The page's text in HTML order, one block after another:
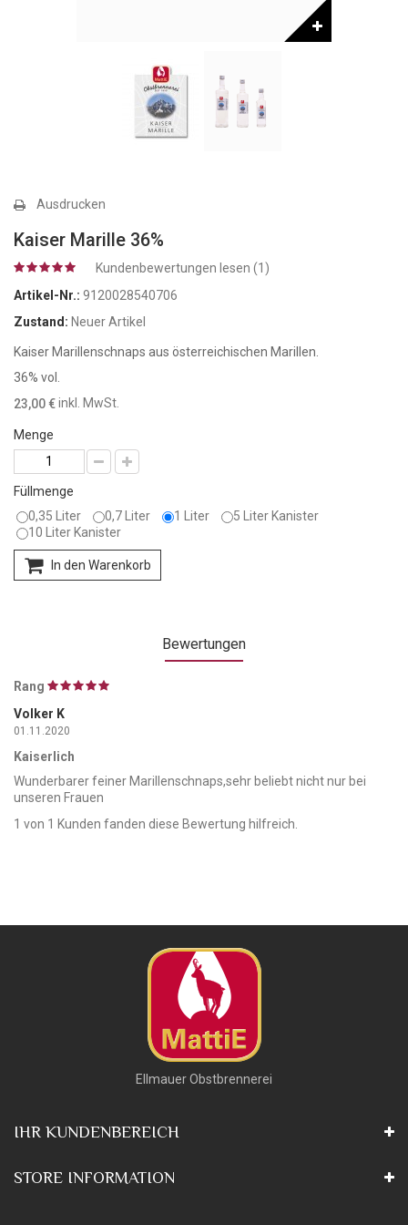
Ausdrucken
Kaiser Marille 36%
Kundenbewertungen lesen (1 )
Artikel-Nr.: 9120028540706
Zustand: Neuer Artikel
Kaiser Marillenschnaps aus österreichischen Marillen.
36% vol.
23,00 €inkl. MwSt.
Menge
Füllmenge
0,35 Liter
0,7 Liter 1 Liter
5 Liter Kanister
10 Liter Kanister
In den Warenkorb
Bewertungen
Rang
Volker K
01.11.2020
Kaiserlich
Wunderbarer feiner Marillenschnaps,sehr beliebt nicht nur bei
unseren Frauen
1 von 1 Kunden fanden diese Bewertung hilfreich.
Ellmauer Obstbrennerei
IHR KUNDENBEREICH
STORE INFORMATION